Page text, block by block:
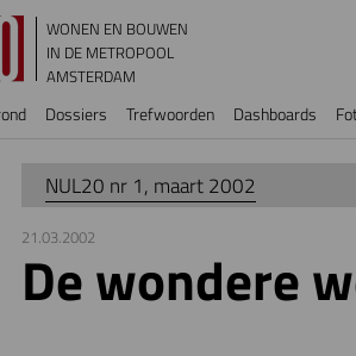
WONEN EN BOUWEN
IN DE METROPOOL
AMSTERDAM
Dossiers Trefwoorden Dashboards
NUL20 nr 1, maart 2002
21.03.2002
De wondere